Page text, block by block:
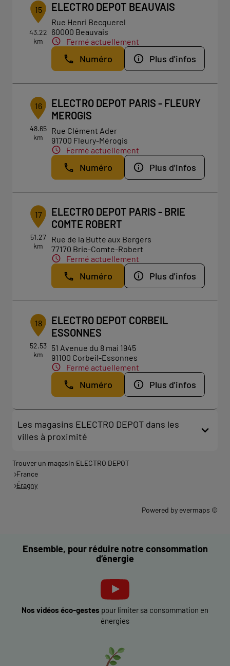
15
43.22
km
ELECTRO DEPOT BEAUVAIS
Rue Henri Becquerel
60000 Beauvais
Fermé actuellement
Numéro Plus d'infos
16
48.65
km
ELECTRO DEPOT PARIS - FLEURY
MEROGIS
Rue Clément Ader
91700 Fleury-Mérogis
Fermé actuellement
Numéro Plus d'infos
17
51.27
km
ELECTRO DEPOT PARIS - BRIE
COMTE ROBERT
Rue de la Butte aux Bergers
77170 Brie-Comte-Robert
Fermé actuellement
Numéro Plus d'infos
18
52.53
km
ELECTRO DEPOT CORBEIL
ESSONNES
51 Avenue du 8 mai 1945
91100 Corbeil-Essonnes
Fermé actuellement
Numéro Plus d'infos
Les magasins ELECTRO DEPOT dans les
villes à proximité
Trouver un magasin ELECTRO DEPOT
France
Éragny
Powered by evermaps ©
Ensemble, pour réduire notre consommation
d’énergie
Nos vidéos éco-gestes pour limiter sa consommation en
énergies